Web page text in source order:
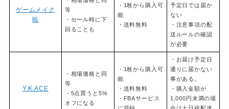
ゲームメイク
暁
等
・セール時に下
回ることも
・1枚から購入可
能
・送料無料
予定日では届か
ない
・注意事項の配
送ルールの確認
が必要
Y.K.ACE
・相場価格と同
等
・5点買うと5%
オフになる
・1枚から購入可
能
・送料無料
・FBAサービス
・お届け予定日
通りに届かない
事がある。
・購入金額が
1,000円未満の場